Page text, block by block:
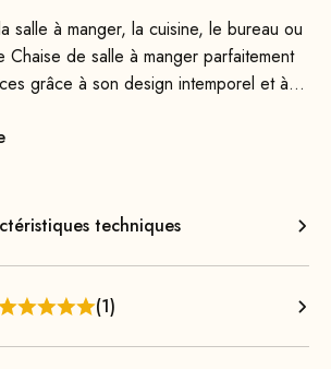
salle à manger, la cuisine, le bureau ou
Chaise de salle à manger parfaitement
grâce à son design intemporel et à
49 cm de largeur, elle est 6 cm plus
soudé et thermolaqué, ce qui
robuste. Grâce à sa suspension
techniques
(1)